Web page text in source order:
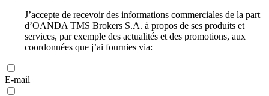
J’accepte de recevoir des informations commerciales de la part
d’OANDA TMS Brokers S.A. à propos de ses produits et
services, par exemple des actualités et des promotions, aux
coordonnées que j’ai fournies via:
E-mail